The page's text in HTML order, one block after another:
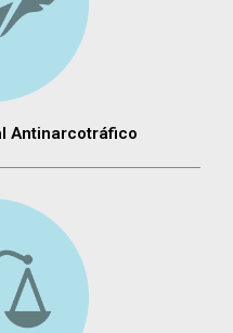
Antinarcotráfico